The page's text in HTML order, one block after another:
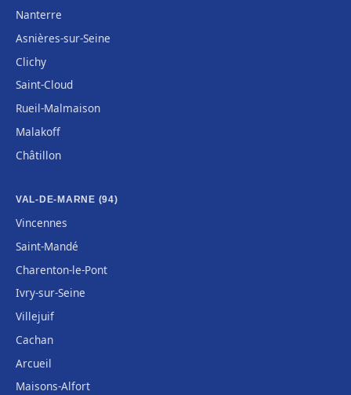
Nanterre
Asnières-sur-Seine
Clichy
Saint-Cloud
Rueil-Malmaison
Malakoff
Châtillon
VAL-DE-MARNE (94)
Vincennes
Saint-Mandé
Charenton-le-Pont
Ivry-sur-Seine
Villejuif
Cachan
Arcueil
Maisons-Alfort